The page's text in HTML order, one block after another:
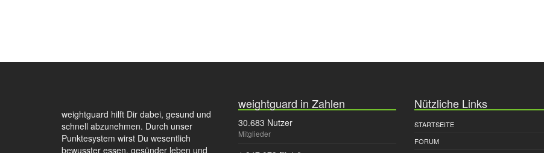
weightguard hilft Dir dabei, gesund und
schnell abzunehmen. Durch unser
Punktesystem wirst Du wesentlich
bewusster essen, gesünder leben und
weightguard in Zahlen
30.683 Nutzer
Mitglieder
Nützliche Links
STARTSEITE
FORUM